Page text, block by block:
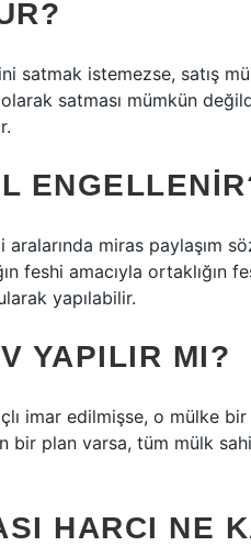
satmak istemezse, satış
satması mümkün
aralarında miras paylaşım
feshi amacıyla ortaklığın
yapılabilir.
YAPILIR MI?
imar edilmişse, o mülke
bir plan varsa, tüm mülk
HARCI NE